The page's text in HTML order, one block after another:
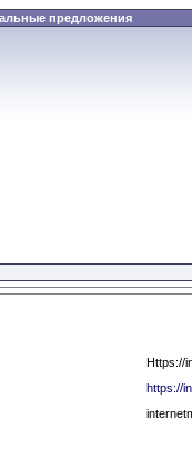
предложения
Https://
https://